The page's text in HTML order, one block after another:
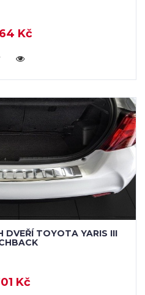
Kč
DVEŘÍ TOYOTA YARIS III
Kč